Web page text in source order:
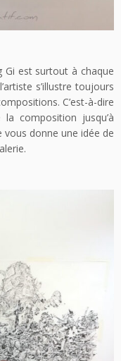
Gi est surtout à chaque
s’illustre toujours
C’est-à-dire
composition jusqu’à
vous donne une idée de